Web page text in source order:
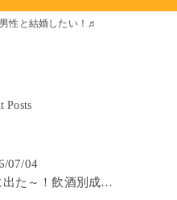
性と結婚したい！♬
Posts
07/04
ついに出た～！飲酒別成婚率(IBJ)！